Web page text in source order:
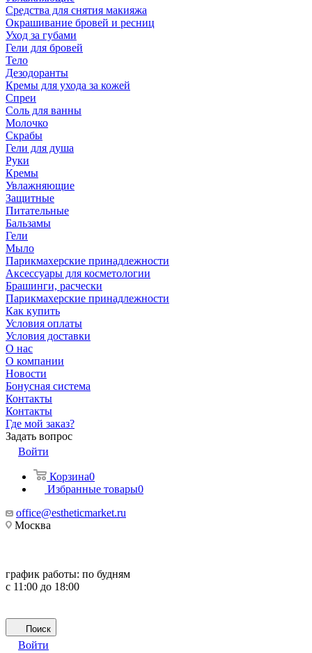
Средства для снятия макияжа
Окрашивание бровей и ресниц
Уход за губами
Гели для бровей
Тело
Дезодоранты
Кремы для ухода за кожей
Спреи
Соль для ванны
Молочко
Скрабы
Гели для душа
Руки
Кремы
Увлажняющие
Защитные
Питательные
Бальзамы
Гели
Мыло
Парикмахерские принадлежности
Аксессуары для косметологии
Брашинги, расчески
Парикмахерские принадлежности
Как купить
Условия оплаты
Условия доставки
О нас
О компании
Новости
Бонусная система
Контакты
Контакты
Где мой заказ?
Задать вопрос
Войти
Корзина0
Избранные товары0
office@estheticmarket.ru
Москва
график работы: по будням
с 11:00 до 18:00
Поиск
Войти